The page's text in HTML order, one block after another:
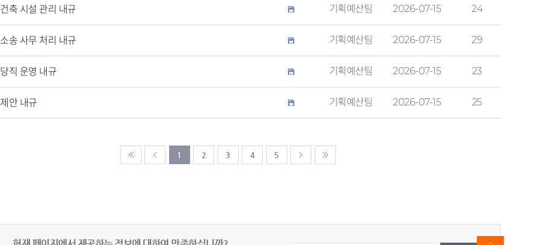
건축 시설 관리 내규 기획예산팀 2026-07-15 24
소송 사무 처리 내규 기획예산팀 2026-07-15 29
당직 운영 내규 기획예산팀 2026-07-15 23
제안 내규 기획예산팀 2026-07-15 25
1 2 3 4 5